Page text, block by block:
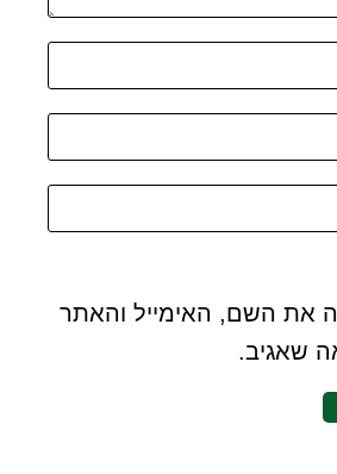
את השם, האימייל והאתר
שאגיב.